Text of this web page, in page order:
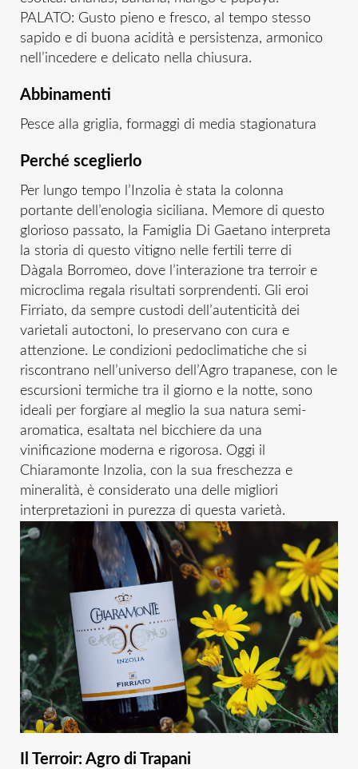
PALATO: Gusto pieno e fresco, al tempo stesso
sapido e di buona acidità e persistenza, armonico
nell’incedere e delicato nella chiusura.
Abbinamenti
Pesce alla griglia, formaggi di media stagionatura
Perché sceglierlo
Per lungo tempo l’Inzolia è stata la colonna
portante dell’enologia siciliana. Memore di questo
glorioso passato, la Famiglia Di Gaetano interpreta
la storia di questo vitigno nelle fertili terre di
Dàgala Borromeo, dove l’interazione tra terroir e
microclima regala risultati sorprendenti. Gli eroi
Firriato, da sempre custodi dell’autenticità dei
varietali autoctoni, lo preservano con cura e
attenzione. Le condizioni pedoclimatiche che si
riscontrano nell’universo dell’Agro trapanese, con le
escursioni termiche tra il giorno e la notte, sono
ideali per forgiare al meglio la sua natura semi-
aromatica, esaltata nel bicchiere da una
vinificazione moderna e rigorosa. Oggi il
Chiaramonte Inzolia, con la sua freschezza e
mineralità, è considerato una delle migliori
interpretazioni in purezza di questa varietà.
Il Terroir: Agro di Trapani